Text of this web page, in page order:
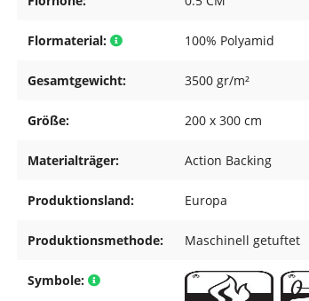
Flormaterial: 100% Polyamid
Gesamtgewicht: 3500 gr/m²
Größe: 200 x 300 cm
Materialträger: Action Backing
Produktionsland: Europa
Produktionsmethode: Maschinell getuftet
Symbole: